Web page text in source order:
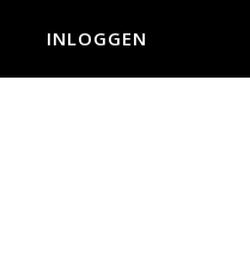
INLOGGEN